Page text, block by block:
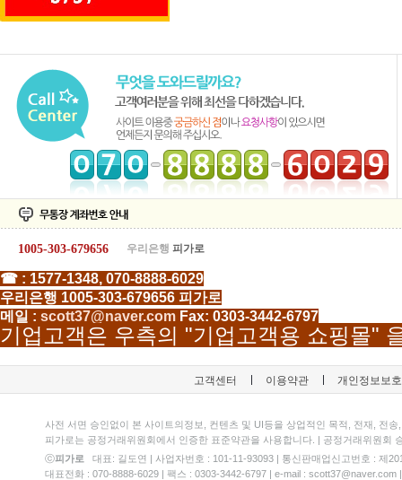
1005-303-679656 우리은행 피가로
☎ : 1577-1348, 070-8888-6029
우리은행 1005-303-679656 피가로
메일 : scott37@naver.com Fax: 0303-3442-6797
기업고객은 우측의 "기업고객용 쇼핑몰"
고객센터 이용약관 개인정보보
사전 서면 승인없이 본 사이트의정보, 컨텐츠 및 UI등을 상업적인 목적, 전재, 전
피가로는 공정거래위원회에서 인증한 표준약관을 사용합니다. | 공정거래위원회
ⓒ피가로
대표: 길도연 | 사업자번호 : 101-11-93093 | 통신판매업신고번호 : 제
대표전화 : 070-8888-6029 | 팩스 : 0303-3442-6797 | e-mail :